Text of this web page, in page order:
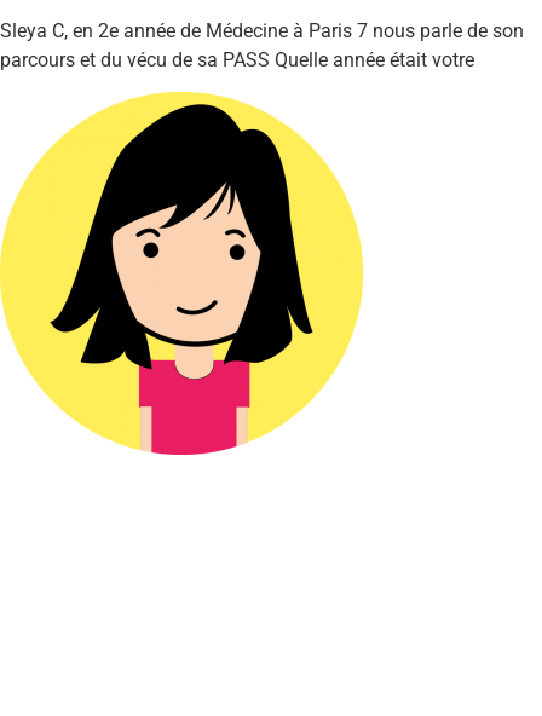
Sleya C, en 2e année de Médecine à Paris 7 nous parle de son
parcours et du vécu de sa PASS Quelle année était votre